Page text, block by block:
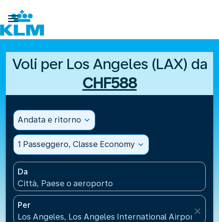

Voli per Los Angeles (LAX) da
CHF588
Andata e ritorno expand_more
1 Passeggero, Classe Economy expand_more
Da
Città, Paese o aeroporto
Per
Los Angeles, Los Angeles International
close